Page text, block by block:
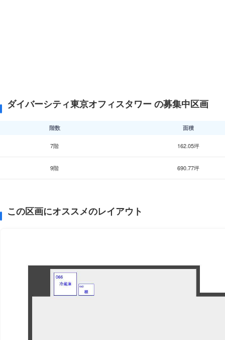
ダイバーシティ東京オフィスタワー の募集中区画
階数 面積
7階 162.05坪
9階 690.77坪
この区画にオススメのレイアウト